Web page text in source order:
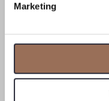
Marketing